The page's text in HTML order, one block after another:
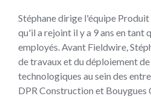
Stéphane dirige l'équipe
qu'il a rejoint il y a 9 ans en tant
employés. Avant Fieldwire,
de travaux et du déploiement
technologiques au sein des
DPR Construction et Bouygues